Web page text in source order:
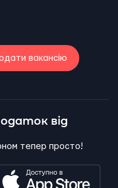
вакансію
від
тепер просто!